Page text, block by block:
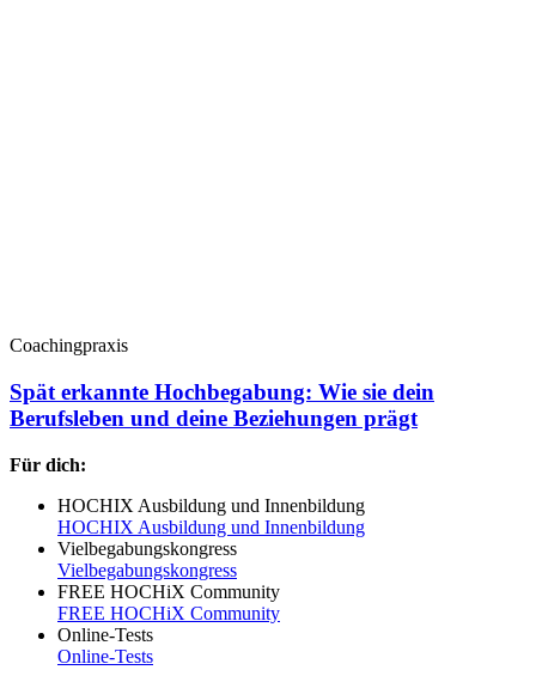
Coachingpraxis
Spät erkannte Hochbegabung: Wie sie dein
Berufsleben und deine Beziehungen prägt
Für dich:
HOCHIX Ausbildung und Innenbildung
HOCHIX Ausbildung und Innenbildung
Vielbegabungskongress
Vielbegabungskongress
FREE HOCHiX Community
FREE HOCHiX Community
Online-Tests
Online-Tests